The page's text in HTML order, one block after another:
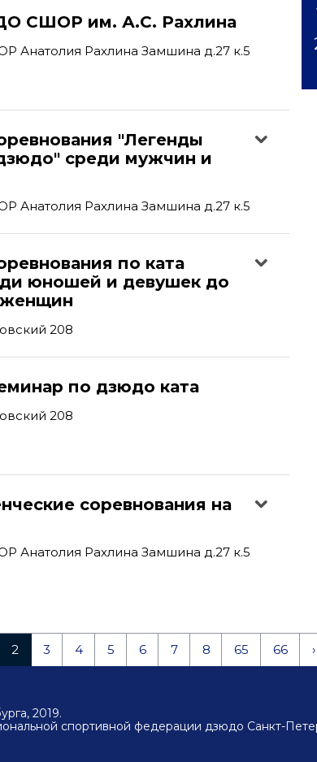
СШОР им. А.С. Рахлина
Анатолия Рахлина Замшина д.27 к.5
"Легенды
среди мужчин и
Анатолия Рахлина Замшина д.27 к.5
по ката
юношей и девушек до
женщин
208
по дзюдо ката
208
соревнования на
Анатолия Рахлина Замшина д.27 к.5
2 3 4 5 6 7 8 65 66 ›
2019.
спортивной федерации дзюдо Санкт-